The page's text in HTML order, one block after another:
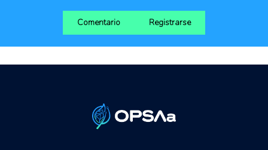
Comentario Registrarse